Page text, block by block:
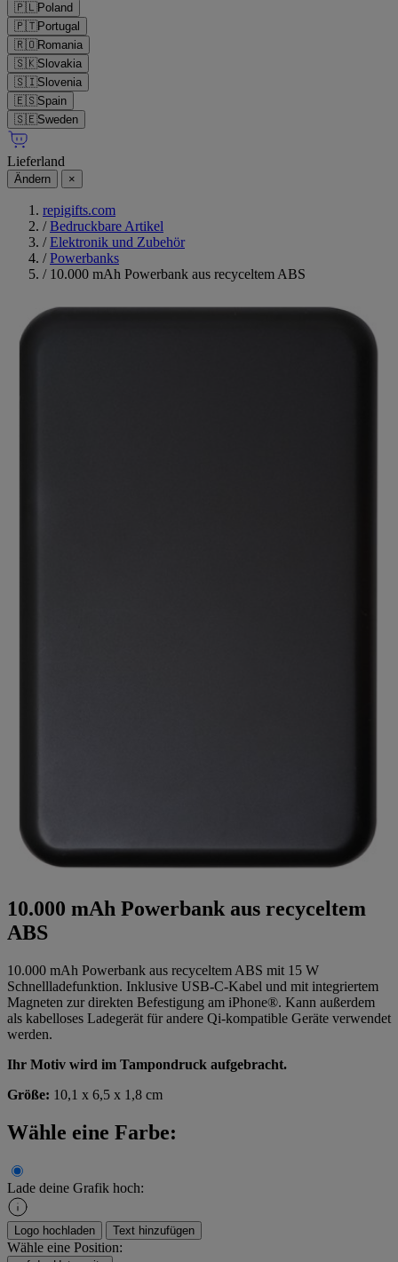
🇵🇱Poland
🇵🇹Portugal
🇷🇴Romania
🇸🇰Slovakia
🇸🇮Slovenia
🇪🇸Spain
🇸🇪Sweden
Lieferland
Ändern ×
repigifts.com
/ Bedruckbare Artikel
/ Elektronik und Zubehör
/ Powerbanks
/ 10.000 mAh Powerbank aus recyceltem ABS
10.000 mAh Powerbank aus recyceltem
ABS
10.000 mAh Powerbank aus recyceltem ABS mit 15 W
Schnellladefunktion. Inklusive USB-C-Kabel und mit integriertem
Magneten zur direkten Befestigung am iPhone®. Kann außerdem
als kabelloses Ladegerät für andere Qi-kompatible Geräte verwendet
werden.
Ihr Motiv wird im Tampondruck aufgebracht.
Größe: 10,1 x 6,5 x 1,8 cm
Wähle eine Farbe:
Lade deine Grafik hoch:
Logo hochladen Text hinzufügen
Wähle eine Position: